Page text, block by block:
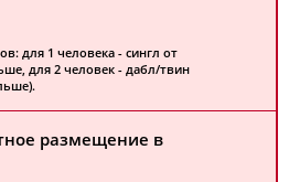
для 1 человека - сингл от
для 2 человек - дабл/твин
размещение в